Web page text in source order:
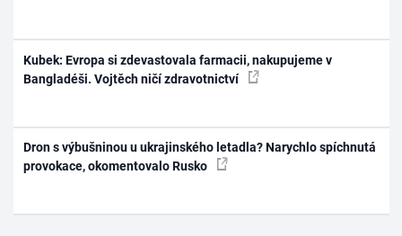
Kubek: Evropa si zdevastovala farmacii, nakupujeme v
Bangladéši. Vojtěch ničí zdravotnictví
Dron s výbušninou u ukrajinského letadla? Narychlo spíchnutá
provokace, okomentovalo Rusko